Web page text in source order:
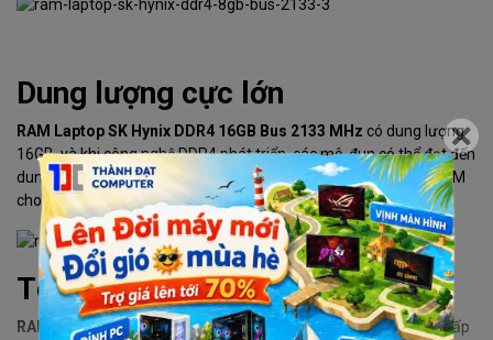
Dung lượng cực lớn
RAM Laptop SK Hynix DDR4 16GB Bus 2133 MHz có dung lượng
16GB, và khi công nghệ DDR4 phát triển, các mô-đun có thể đạt đến
dung lượng 32GB DDR3. Giúp giải quyết vấn đề thiếu khe gắn RAM
cho Laptop đời mới.
Tốc độ nhanh hơn
RAM Laptop SK Hynix DDR4 16GB Bus 2133 MHznhanh hơn gấp